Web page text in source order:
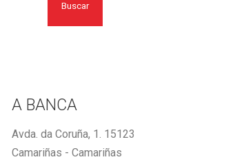
Buscar
A BANCA
Avda. da Coruña, 1. 15123
Camariñas - Camariñas